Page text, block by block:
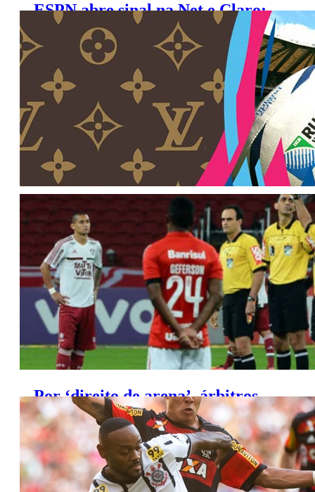
ESPN abre sinal na Net e Claro;
veja agenda
Agenda da TV (Sexta, 18/9/2015)
Por ‘direito de arena’, árbitros
movem ação contra a Globo